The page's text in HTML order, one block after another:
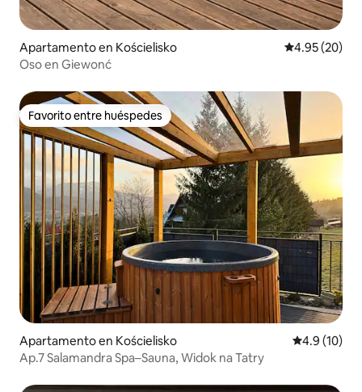
Apartamento en Kościelisko Calificación
4.95 (20)
Oso en Giewonć
Favorito entre huéspedes
Favorito entre huéspedes
Apartamento en Kościelisko Calificación
4.9 (10)
Ap.7 Salamandra Spa–Sauna, Widok na Tatry